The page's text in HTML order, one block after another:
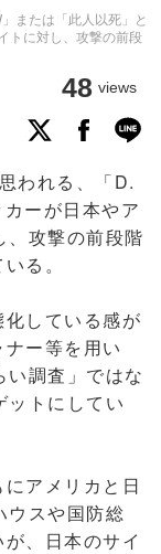
または「此人以死」と
トに対し、攻撃の前段
48 views
われる、「D.
ーが日本やア
、攻撃の前段階
る。
している感が
ー等を用い
調査」ではな
ットにしてい
アメリカと日
ウスや国防総
、日本のサイ